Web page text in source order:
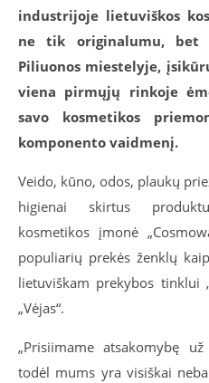
industrijoje lietuviškos
ne tik originalumu, bet
Piliuonos miestelyje,
viena pirmųjų rinkoje
savo kosmetikos
komponento vaidmenį.
Veido, kūno, odos, plaukų
higienai skirtus
kosmetikos įmonė
populiarių prekės ženklų
lietuviškam prekybos tinklui
„Vėjas“.
„Prisiimame atsakomybę
todėl mums yra visiškai